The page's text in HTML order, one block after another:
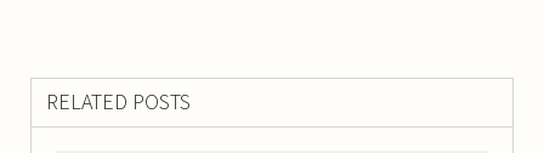
RELATED POSTS